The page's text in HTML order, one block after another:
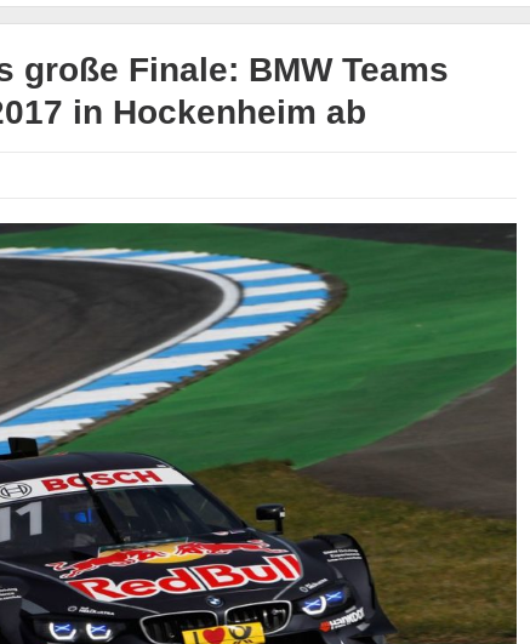
große Finale: BMW Teams
in Hockenheim ab